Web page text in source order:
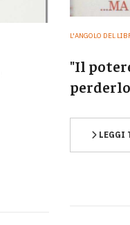
L'ANGOLO DEL
"Il
LEGGI